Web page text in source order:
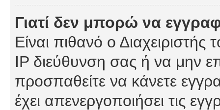
Γιατί δεν μπορώ να
Είναι πιθανό ο
IP διεύθυνση σας ή να μην
προσπαθείτε να κάνετε
έχει απενεργοποιήσει τις